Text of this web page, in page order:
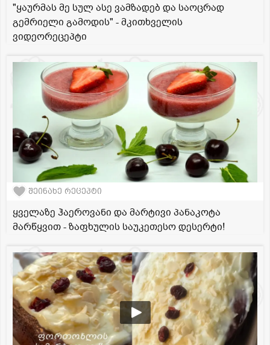
"ყაურმას მე სულ ასე ვამზადებ და საოცრად
გემრიელი გამოდის" - მკითხველის
ვიდეორეცეპტი
შეინახე რეცეპტი
ყველაზე ჰაეროვანი და მარტივი პანაკოტა
მარწყვით - ზაფხულის საუკეთესო დესერტი!